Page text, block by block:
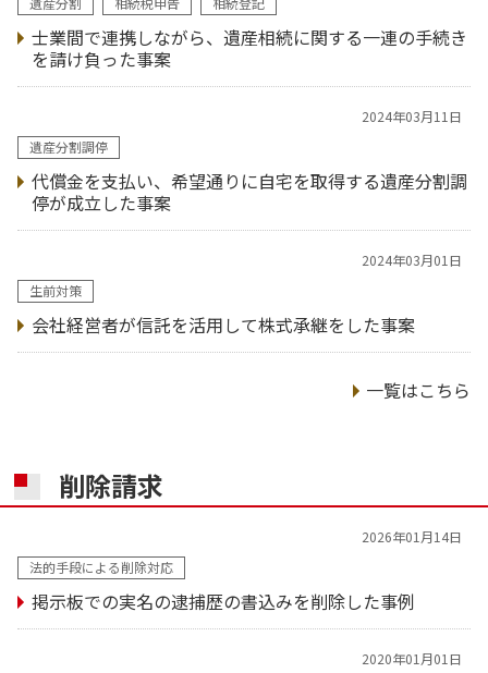
士業間で連携しながら、遺産相続に関する一連の手続き
を請け負った事案
2024年03月11日
遺産分割調停
代償金を支払い、希望通りに自宅を取得する遺産分割調
停が成立した事案
2024年03月01日
生前対策
会社経営者が信託を活用して株式承継をした事案
一覧はこちら
削除請求
2026年01月14日
法的手段による削除対応
掲示板での実名の逮捕歴の書込みを削除した事例
2020年01月01日